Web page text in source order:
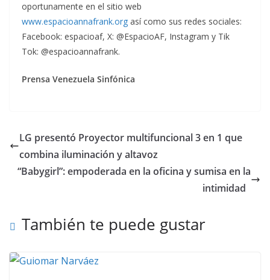
oportunamente en el sitio web
www.espacioannafrank.org así como sus redes sociales:
Facebook: espacioaf, X: @EspacioAF, Instagram y Tik
Tok: @espacioannafrank.
Prensa Venezuela Sinfónica
LG presentó Proyector multifuncional 3 en 1 que
combina iluminación y altavoz
“Babygirl”: empoderada en la oficina y sumisa en la
intimidad
También te puede gustar